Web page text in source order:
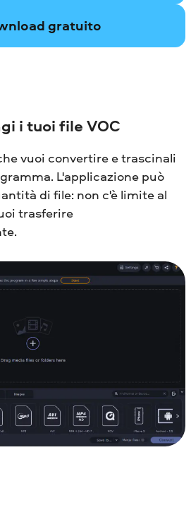
gratuito
i tuoi file VOC
vuoi convertire e trascinali
L'applicazione può
di file: non c'è limite al
trasferire